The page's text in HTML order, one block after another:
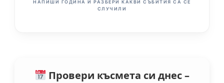
НАПИШИ ГОДИНА И РАЗБЕРИ КАКВИ СЪБИТИЯ СА СЕ
СЛУЧИЛИ
Провери късмета си днес –